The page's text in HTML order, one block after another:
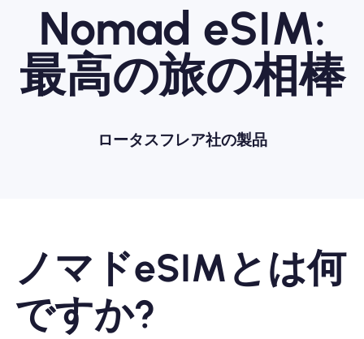
ショッププラン
eSIMについて
eSIMの使用
Nomad eSIM:
最高の旅の相棒
ロータスフレア社の製品
ノマドeSIMとは何
ですか?